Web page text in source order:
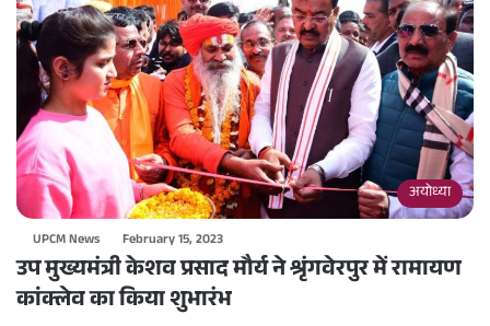
अयोध्या
UPCM News February 15, 2023
उप मुख्यमंत्री केशव प्रसाद मौर्य ने श्रृंगवेरपुर में रामायण
कांक्लेव का किया शुभारंभ